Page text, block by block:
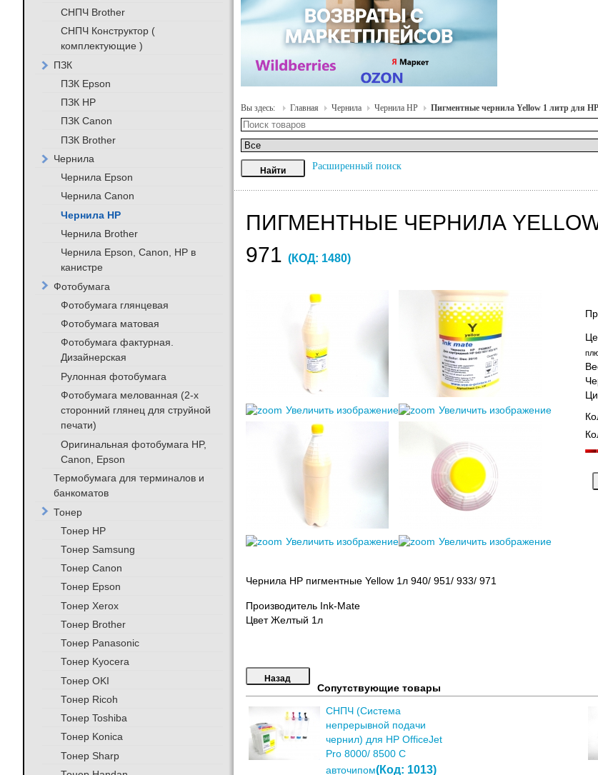
Вы здесь: Главная Чернила Чернила HP Пигментные чернила Yellow 1 литр для HP
Расширенный поиск
ПИГМЕНТНЫЕ ЧЕРНИЛА YELLOW
971 (КОД: 1480)
Увеличить изображение Увеличить изображение
Увеличить изображение Увеличить изображение
Чернила HP пигментные Yellow 1л 940/ 951/ 933/ 971
Производитель Ink-Mate
Цвет Желтый 1л
Сопутствующие товары
СНПЧ (Система
непрерывной подачи
чернил) для HP OfficeJet
Pro 8000/ 8500 C
авточипом(Код: 1013)
СНПЧ Brother
СНПЧ Конструктор (
комплектующие )
ПЗК
ПЗК Epson
ПЗК HP
ПЗК Canon
ПЗК Brother
Чернила
Чернила Epson
Чернила Canon
Чернила HP
Чернила Brother
Чернила Epson, Canon, HP в
канистре
Фотобумага
Фотобумага глянцевая
Фотобумага матовая
Фотобумага фактурная.
Дизайнерская
Рулонная фотобумага
Фотобумага мелованная (2-х
сторонний глянец для струйной
печати)
Оригинальная фотобумага HP,
Canon, Epson
Термобумага для терминалов и
банкоматов
Тонер
Тонер HP
Тонер Samsung
Тонер Canon
Тонер Epson
Тонер Xerox
Тонер Brother
Тонер Panasonic
Тонер Kyocera
Тонер OKI
Тонер Ricoh
Тонер Toshiba
Тонер Konica
Тонер Sharp